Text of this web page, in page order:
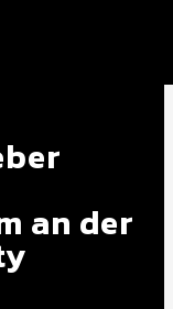
an der